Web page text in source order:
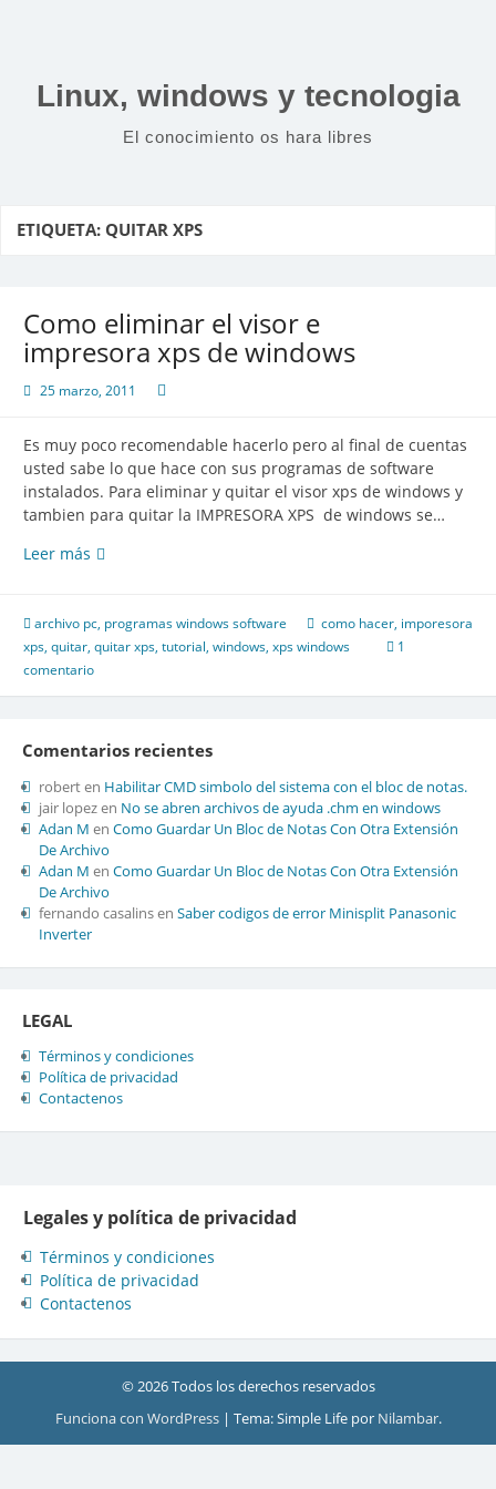
Linux, windows y tecnologia
El conocimiento os hara libres
ETIQUETA: QUITAR XPS
Como eliminar el visor e
impresora xps de windows
25 marzo, 2011
Es muy poco recomendable hacerlo pero al final de cuentas
usted sabe lo que hace con sus programas de software
instalados. Para eliminar y quitar el visor xps de windows y
tambien para quitar la IMPRESORA XPS de windows se…
Leer más Como
visor
e
impresora
xps
windows
archivo pc, programas windows software como hacer, imporesora
xps, quitar, quitar xps, tutorial, windows, xps windows
1
comentario
Comentarios recientes
roberten Habilitar CMD simbolo del sistema con el bloc de notas.
jair lopezen No se abren archivos de ayuda .chm en windows
Adan M en Como Guardar Un Bloc de Notas Con Otra Extensión
De Archivo
Adan M en Como Guardar Un Bloc de Notas Con Otra Extensión
De Archivo
fernando casalinsen Saber codigos de error Minisplit Panasonic
Inverter
LEGAL
Términos y condiciones
Política de privacidad
Contactenos
Legales y política de privacidad
Términos y condiciones
Política de privacidad
Contactenos
© 2026 Todos los derechos reservados
Funciona con WordPress | Tema: Simple Life por Nilambar.